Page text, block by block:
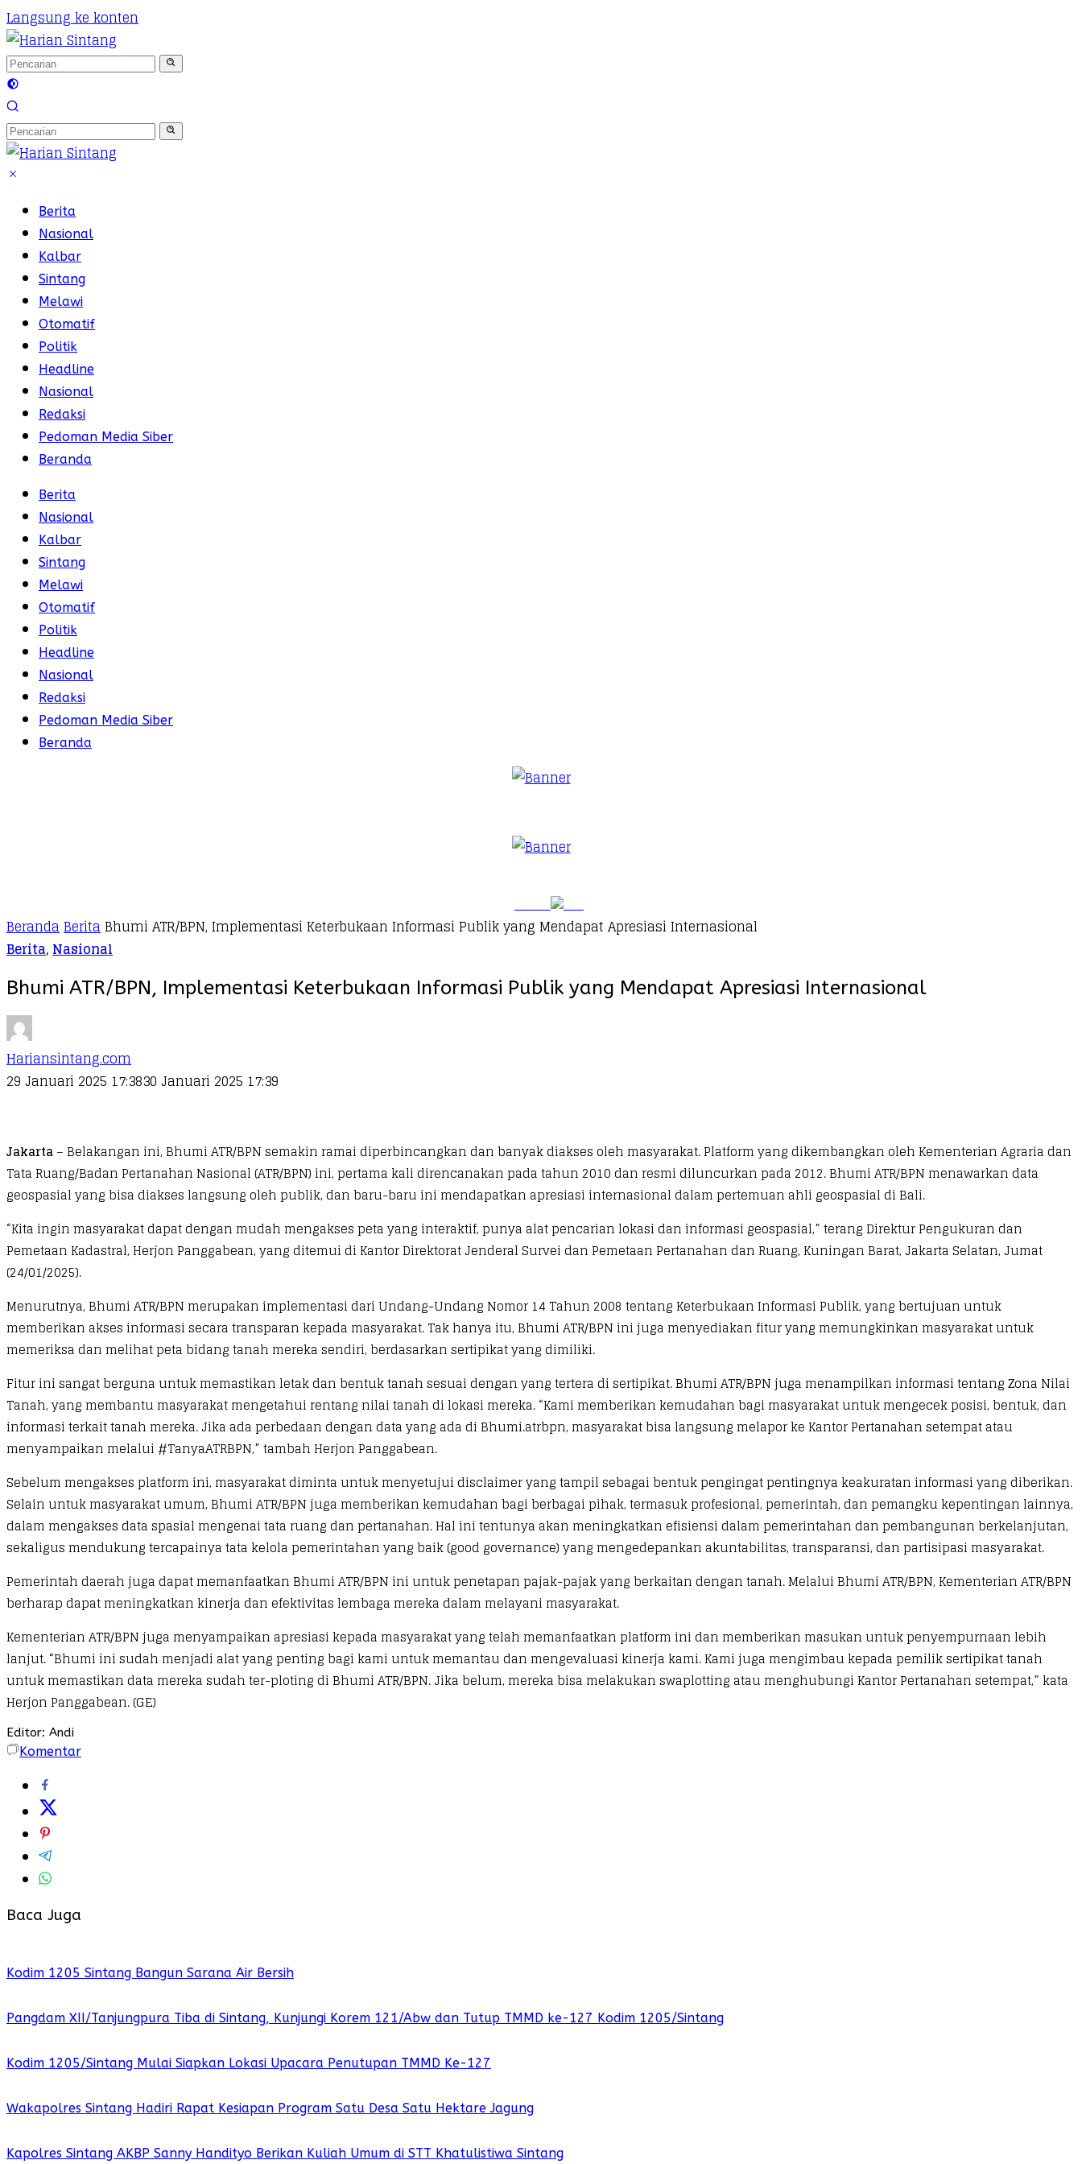
Langsung ke konten
Berita
Nasional
Kalbar
Sintang
Melawi
Otomatif
Politik
Headline
Nasional
Redaksi
Pedoman Media Siber
Beranda
Berita
Nasional
Kalbar
Sintang
Melawi
Otomatif
Politik
Headline
Nasional
Redaksi
Pedoman Media Siber
Beranda
BerandaBeritaBhumi ATR/BPN, Implementasi Keterbukaan Informasi Publik yang Mendapat Apresiasi Internasional
Berita,Nasional
Bhumi ATR/BPN, Implementasi Keterbukaan Informasi Publik yang Mendapat Apresiasi Internasional
Hariansintang.com
29 Januari 2025 17:3830 Januari 2025 17:39
Jakarta– Belakangan ini, Bhumi ATR/BPN semakin ramai diperbincangkan dan banyak diakses oleh masyarakat. Platform yang dikembangkan oleh Kementerian Agraria dan
Tata Ruang/Badan Pertanahan Nasional (ATR/BPN) ini, pertama kali direncanakan pada tahun 2010 dan resmi diluncurkan pada 2012. Bhumi ATR/BPN menawarkan data
geospasial yang bisa diakses langsung oleh publik, dan baru-baru ini mendapatkan apresiasi internasional dalam pertemuan ahli geospasial di Bali.
“Kita ingin masyarakat dapat dengan mudah mengakses peta yang interaktif, punya alat pencarian lokasi dan informasi geospasial,” terang Direktur Pengukuran dan
Pemetaan Kadastral, Herjon Panggabean, yang ditemui di Kantor Direktorat Jenderal Survei dan Pemetaan Pertanahan dan Ruang, Kuningan Barat, Jakarta Selatan, Jumat
(24/01/2025).
Menurutnya, Bhumi ATR/BPN merupakan implementasi dari Undang-Undang Nomor 14 Tahun 2008 tentang Keterbukaan Informasi Publik, yang bertujuan untuk
memberikan akses informasi secara transparan kepada masyarakat. Tak hanya itu, Bhumi ATR/BPN ini juga menyediakan fitur yang memungkinkan masyarakat untuk
memeriksa dan melihat peta bidang tanah mereka sendiri, berdasarkan sertipikat yang dimiliki.
Fitur ini sangat berguna untuk memastikan letak dan bentuk tanah sesuai dengan yang tertera di sertipikat. Bhumi ATR/BPN juga menampilkan informasi tentang Zona Nilai
Tanah, yang membantu masyarakat mengetahui rentang nilai tanah di lokasi mereka. “Kami memberikan kemudahan bagi masyarakat untuk mengecek posisi, bentuk, dan
informasi terkait tanah mereka. Jika ada perbedaan dengan data yang ada di Bhumi.atrbpn, masyarakat bisa langsung melapor ke Kantor Pertanahan setempat atau
menyampaikan melalui #TanyaATRBPN,” tambah Herjon Panggabean.
Sebelum mengakses platform ini, masyarakat diminta untuk menyetujui disclaimer yang tampil sebagai bentuk pengingat pentingnya keakuratan informasi yang diberikan.
Selain untuk masyarakat umum, Bhumi ATR/BPN juga memberikan kemudahan bagi berbagai pihak, termasuk profesional, pemerintah, dan pemangku kepentingan lainnya,
dalam mengakses data spasial mengenai tata ruang dan pertanahan. Hal ini tentunya akan meningkatkan efisiensi dalam pemerintahan dan pembangunan berkelanjutan,
sekaligus mendukung tercapainya tata kelola pemerintahan yang baik (good governance) yang mengedepankan akuntabilitas, transparansi, dan partisipasi masyarakat.
Pemerintah daerah juga dapat memanfaatkan Bhumi ATR/BPN ini untuk penetapan pajak-pajak yang berkaitan dengan tanah. Melalui Bhumi ATR/BPN, Kementerian ATR/BPN
berharap dapat meningkatkan kinerja dan efektivitas lembaga mereka dalam melayani masyarakat.
Kementerian ATR/BPN juga menyampaikan apresiasi kepada masyarakat yang telah memanfaatkan platform ini dan memberikan masukan untuk penyempurnaan lebih
lanjut. “Bhumi ini sudah menjadi alat yang penting bagi kami untuk memantau dan mengevaluasi kinerja kami. Kami juga mengimbau kepada pemilik sertipikat tanah
untuk memastikan data mereka sudah ter-ploting di Bhumi ATR/BPN. Jika belum, mereka bisa melakukan swaplotting atau menghubungi Kantor Pertanahan setempat,” kata
Herjon Panggabean. (GE)​
Editor: Andi
Komentar
Baca Juga
Kodim 1205 Sintang Bangun Sarana Air Bersih
Pangdam XII/Tanjungpura Tiba di Sintang, Kunjungi Korem 121/Abw dan Tutup TMMD ke-127 Kodim 1205/Sintang
Kodim 1205/Sintang Mulai Siapkan Lokasi Upacara Penutupan TMMD Ke-127
Wakapolres Sintang Hadiri Rapat Kesiapan Program Satu Desa Satu Hektare Jagung
Kapolres Sintang AKBP Sanny Handityo Berikan Kuliah Umum di STT Khatulistiwa Sintang